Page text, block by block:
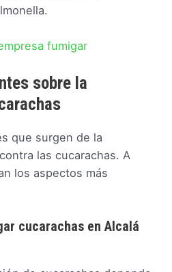
sobre la
que surgen de la
las cucarachas. A
los aspectos más
cucarachas en Alcalá